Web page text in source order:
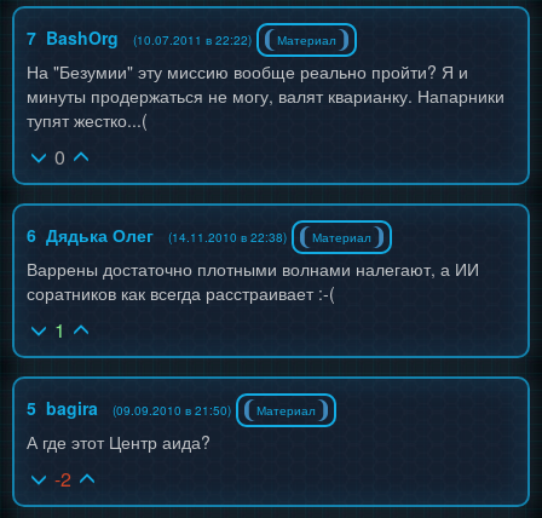
7 BashOrg (10.07.2011 в 22:22) Материал
На "Безумии" эту миссию вообще реально пройти? Я и
минуты продержаться не могу, валят кварианку. Напарники
тупят жестко...(
0
6 Дядька Олег (14.11.2010 в 22:38) Материал
Варрены достаточно плотными волнами налегают, а ИИ
соратников как всегда расстраивает :-(
1
5 bagira (09.09.2010 в 21:50) Материал
А где этот Центр аида?
-2